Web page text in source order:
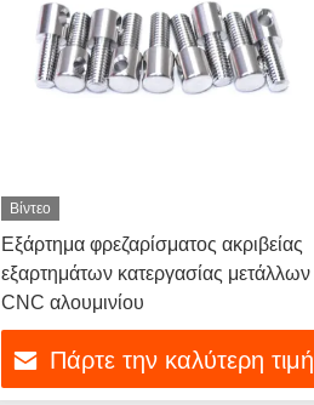
Βίντεο
Εξάρτημα φρεζαρίσματος ακριβείας
εξαρτημάτων κατεργασίας μετάλλων
CNC αλουμινίου
Πάρτε την καλύτερη τιμή